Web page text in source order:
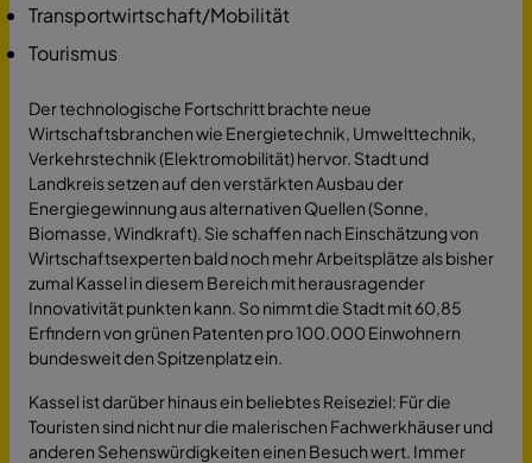
Transportwirtschaft/Mobilität
Tourismus
Der technologische Fortschritt brachte neue
Wirtschaftsbranchen wie Energietechnik, Umwelttechnik,
Verkehrstechnik (Elektromobilität) hervor. Stadt und
Landkreis setzen auf den verstärkten Ausbau der
Energiegewinnung aus alternativen Quellen (Sonne,
Biomasse, Windkraft). Sie schaffen nach Einschätzung von
Wirtschaftsexperten bald noch mehr Arbeitsplätze als bisher
zumal Kassel in diesem Bereich mit herausragender
Innovativität punkten kann. So nimmt die Stadt mit 60,85
Erfindern von grünen Patenten pro 100.000 Einwohnern
bundesweit den Spitzenplatz ein.
Kassel ist darüber hinaus ein beliebtes Reiseziel: Für die
Touristen sind nicht nur die malerischen Fachwerkhäuser und
anderen Sehenswürdigkeiten einen Besuch wert. Immer